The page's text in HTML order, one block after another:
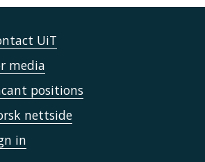
UiT
media
positions
nettside
in